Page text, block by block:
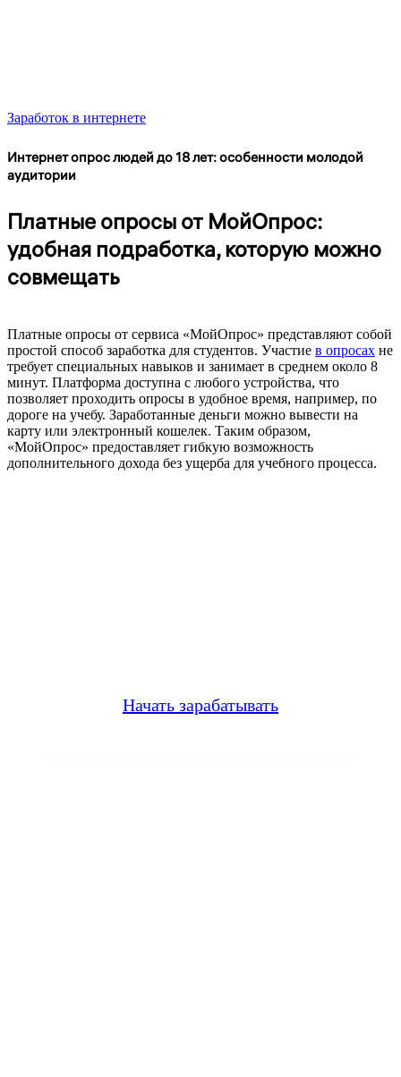
Заработок в интернете
Интернет опрос людей до 18 лет: особенности молодой
аудитории
Платные опросы от МойОпрос:
удобная подработка, которую можно
совмещать
Платные опросы от сервиса «МойОпрос» представляют собой
простой способ заработка для студентов. Участие в опросах не
требует специальных навыков и занимает в среднем около 8
минут. Платформа доступна с любого устройства, что
позволяет проходить опросы в удобное время, например, по
дороге на учебу. Заработанные деньги можно вывести на
карту или электронный кошелек. Таким образом,
«МойОпрос» предоставляет гибкую возможность
дополнительного дохода без ущерба для учебного процесса.
Начать зарабатывать